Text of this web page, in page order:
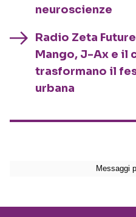
neuroscienze
Radio Zeta
Mango, J-Ax e il
trasformano il
urbana